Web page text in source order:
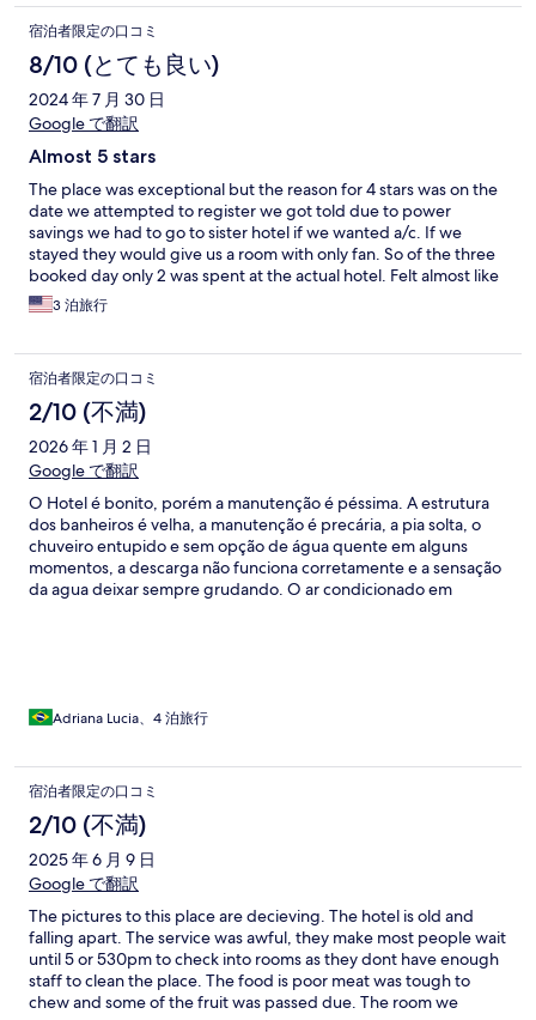
宿泊者限定の口コミ
8/10 (とても良い)
2024 年 7 月 30 日
Google で翻訳
Almost 5 stars
The place was exceptional but the reason for 4 stars was on the
date we attempted to register we got told due to power
savings we had to go to sister hotel if we wanted a/c. If we
stayed they would give us a room with only fan. So of the three
booked day only 2 was spent at the actual hotel. Felt almost like
a bait and switch.
3 泊旅行
宿泊者限定の口コミ
2/10 (不満)
2026 年 1 月 2 日
Google で翻訳
O Hotel é bonito, porém a manutenção é péssima. A estrutura
dos banheiros é velha, a manutenção é precária, a pia solta, o
chuveiro entupido e sem opção de água quente em alguns
momentos, a descarga não funciona corretamente e a sensação
da agua deixar sempre grudando. O ar condicionado em
cardápio da comida é repetitivo e enjoa após alguns dias. As
porém não é entregue nada impresso para consultas
posteriores, o que deixa margem de dúvida em questão de
reserva de passeios e locais para visita. A água da piscina estava
verde em alguns momentos. Em várias situações os funcionários
estavam de cara fechada e sem ânimo para o atendimento.
Adriana Lucia、4 泊旅行
宿泊者限定の口コミ
2/10 (不満)
2025 年 6 月 9 日
Google で翻訳
The pictures to this place are decieving. The hotel is old and
falling apart. The service was awful, they make most people wait
until 5 or 530pm to check into rooms as they dont have enough
staff to clean the place. The food is poor meat was tough to
chew and some of the fruit was passed due. The room we